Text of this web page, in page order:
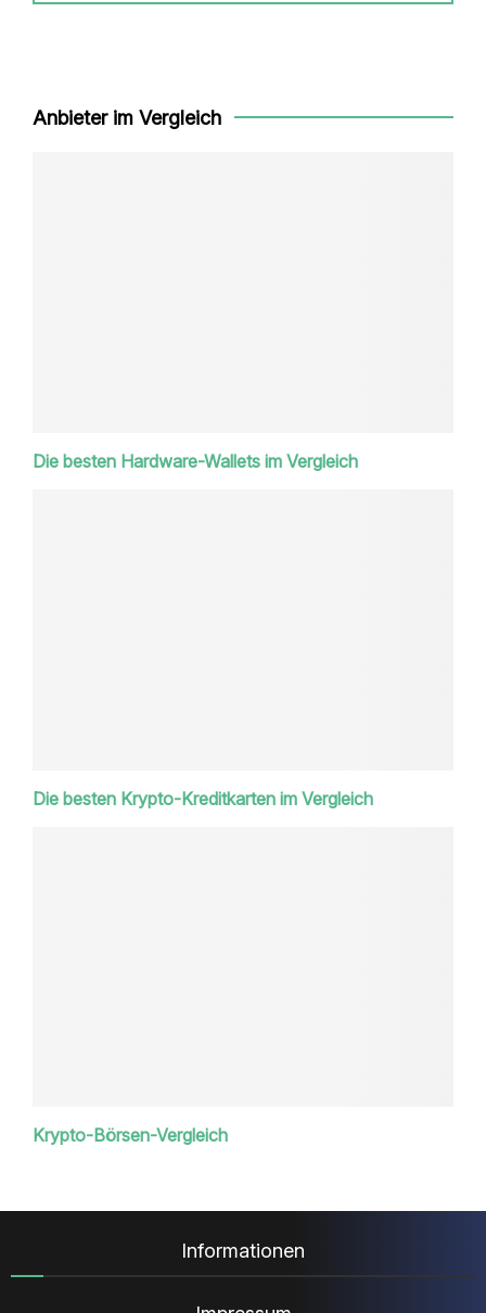
Anbieter im Vergleich
Die besten Hardware-Wallets im Vergleich
Die besten Krypto-Kreditkarten im Vergleich
Krypto-Börsen-Vergleich
Informationen